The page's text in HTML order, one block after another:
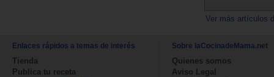
Ver más artículos
Enlaces rápidos a temas de interés
Tienda
Publica tu receta
Sobre laCocinadeMama.net
Quienes somos
Aviso Legal